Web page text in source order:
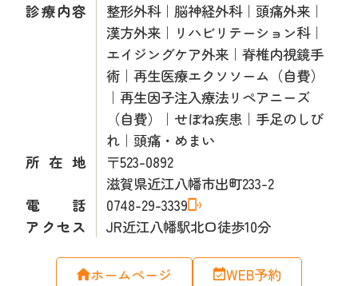
診療内容
整形外科｜脳神経外科｜頭痛外来｜
漢方外来｜リハビリテーション科｜
エイジングケア外来｜脊椎内視鏡手
術｜再生医療エクソソーム（自費）
｜再生因子注入療法リペアニーズ
（自費）｜せぼね疾患｜手足のしび
れ｜頭痛・めまい
所在地
〒523-0892
滋賀県近江八幡市出町233-2
電話
0748-29-3339
アクセス
JR近江八幡駅北口徒歩10分
ホームページ WEB予約